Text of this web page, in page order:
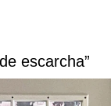
escarcha”